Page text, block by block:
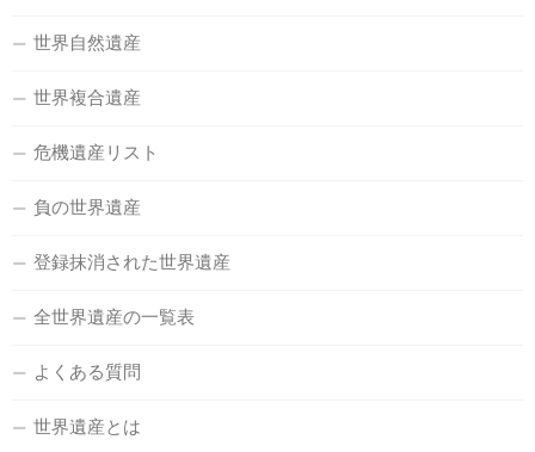
世界自然遺産
世界複合遺産
危機遺産リスト
負の世界遺産
登録抹消された世界遺産
全世界遺産の一覧表
よくある質問
世界遺産とは